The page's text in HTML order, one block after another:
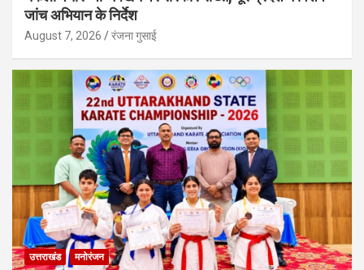
जांच अभियान के निर्देश
August 7, 2026 रंजना गुसाई
उत्तराखंड मनोरंजन